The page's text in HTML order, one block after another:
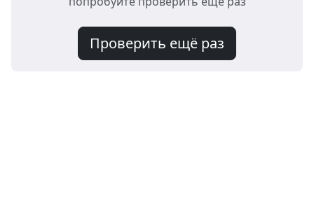
Проверить ещё раз